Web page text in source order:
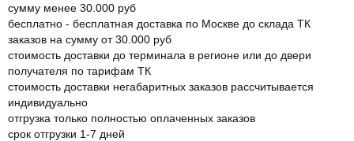
сумму менее 30.000 руб
бесплатно - бесплатная доставка по Москве до склада ТК
заказов на сумму от 30.000 руб
стоимость доставки до терминала в регионе или до двери
получателя по тарифам ТК
стоимость доставки негабаритных заказов рассчитывается
индивидуально
отгрузка только полностью оплаченных заказов
срок отгрузки 1-7 дней